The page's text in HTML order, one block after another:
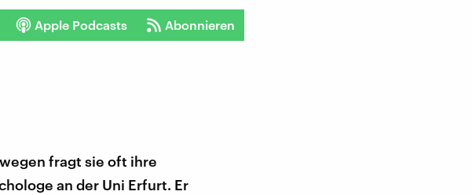
Apple Podcasts Abonnieren
fragt sie oft ihre
an der Uni Erfurt. Er